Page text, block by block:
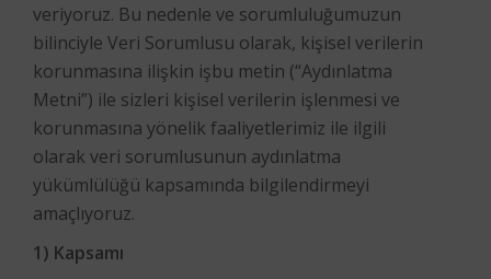
veriyoruz. Bu nedenle ve sorumluluğumuzun
bilinciyle Veri Sorumlusu olarak, kişisel verilerin
korunmasına ilişkin işbu metin (“Aydınlatma
Metni”) ile sizleri kişisel verilerin işlenmesi ve
korunmasına yönelik faaliyetlerimiz ile ilgili
olarak veri sorumlusunun aydınlatma
yükümlülüğü kapsamında bilgilendirmeyi
amaçlıyoruz.
1) Kapsamı